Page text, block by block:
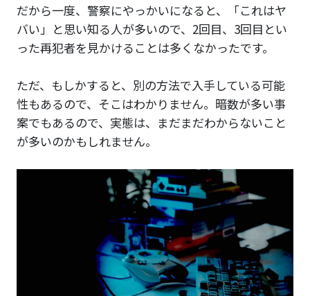
だから一度、警察にやっかいになると、「これはヤ
バい」と思い知る人が多いので、2回目、3回目とい
った再犯者を見かけることは多くなかったです。
ただ、もしかすると、別の方法で入手している可能
性もあるので、そこはわかりません。暗数が多い事
案でもあるので、実態は、まだまだわからないこと
が多いのかもしれません。